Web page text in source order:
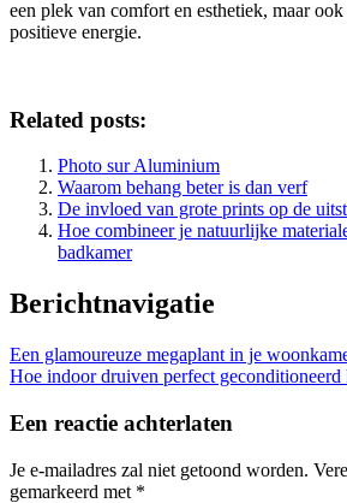
een plek van comfort en esthetiek, maar
positieve energie.
Related posts:
Photo sur Aluminium
Waarom behang beter is dan verf
De invloed van grote prints op de
Hoe combineer je natuurlijke
badkamer
Berichtnavigatie
Een glamoureuze megaplant in je
Hoe indoor druiven perfect
Een reactie achterlaten
Je e-mailadres zal niet getoond worden.
gemarkeerd met *